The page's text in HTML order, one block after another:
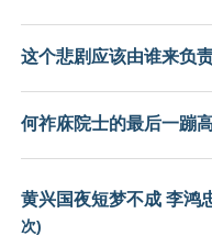
这个悲剧应该由谁来负
何祚庥院士的最后一蹦
黄兴国夜短梦不成 李鸿
次)